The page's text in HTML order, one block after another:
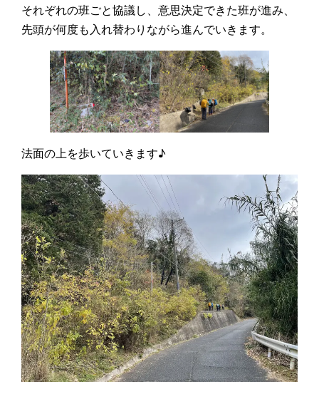
それぞれの班ごと協議し、意思決定できた班が進み、
先頭が何度も入れ替わりながら進んでいきます。
法面の上を歩いていきます♪